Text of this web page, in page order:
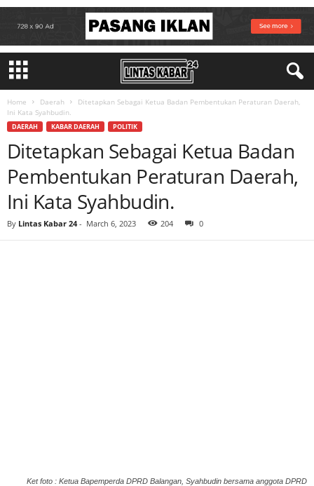
Home Daerah
Ditetapkan Sebagai Ketua Badan Pembentukan Peraturan Daerah,
Ini Kata Syahbudin.
DAERAH KABAR DAERAH POLITIK
Ditetapkan Sebagai Ketua Badan
Pembentukan Peraturan Daerah,
Ini Kata Syahbudin.
By Lintas Kabar 24- March 6, 2023 204 0
Ket foto : Ketua Bapemperda DPRD Balangan, Syahbudin bersama anggota DPRD